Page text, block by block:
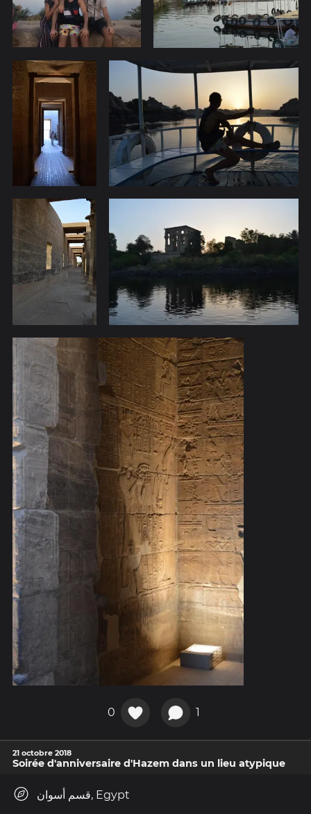
0 1
21 octobre 2018
Soirée d'anniversaire d'Hazem dans un lieu atypique
قسم أسوان, Egypt